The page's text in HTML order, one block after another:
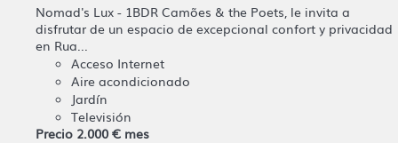
Nomad's Lux - 1BDR Camões & the Poets, le invita a
disfrutar de un espacio de excepcional confort y privacidad
en Rua...
Acceso Internet
Aire acondicionado
Jardín
Televisión
Precio 2.000 € mes